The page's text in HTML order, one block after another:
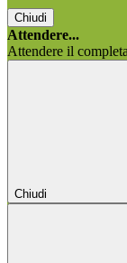
Chiudi
Attendere...
Attendere il
Chiudi